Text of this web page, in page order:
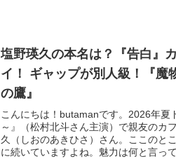
塩野瑛久の本名は？『告白』
イ！ ギャップが別人級！『魔
の鷹』
こんにちは！butamanです。2026年夏
～』（松村北斗さん主演）で親友のカ
久（しおのあきひさ）さん。ここのと
に続いていますよね。魅力は何と言っ